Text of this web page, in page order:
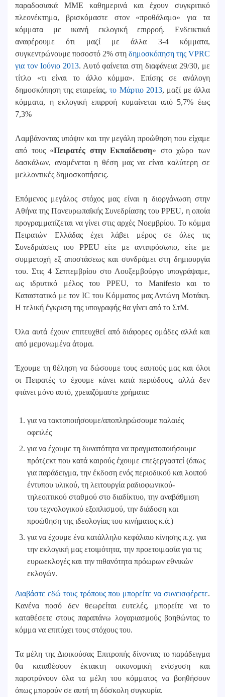
παραδοσιακά ΜΜΕ καθημερινά και έχουν συγκριτικό
πλεονέκτημα, βρισκόμαστε στον «προθάλαμο» για τα
κόμματα με ικανή εκλογική επιρροή. Ενδεικτικά
αναφέρουμε ότι μαζί με άλλα 3-4 κόμματα,
συγκεντρώνουμε ποσοστό 2% στη δημοσκόπηση της VPRC
για τον Ιούνιο 2013. Αυτό φαίνεται στη διαφάνεια 29/30, με
τίτλο «τι είναι το άλλο κόμμα». Επίσης σε ανάλογη
δημοσκόπηση της εταιρείας,το Μάρτιο 2013, μαζί με άλλα
κόμματα, η εκλογική επιρροή κυμαίνεται από 5,7% έως
7,3%
Λαμβάνοντας υπόψιν και την μεγάλη προώθηση που είχαμε
από τους «Πειρατές στην Εκπαίδευση» στο χώρο των
δασκάλων, αναμένεται η θέση μας να είναι καλύτερη σε
μελλοντικές δημοσκοπήσεις.
Επόμενος μεγάλος στόχος μας είναι η διοργάνωση στην
Αθήνα της Πανευρωπαϊκής Συνεδρίασης του PPEU, η οποία
προγραμματίζεται να γίνει στις αρχές Νοεμβρίου. Το κόμμα
Πειρατών Ελλάδας έχει λάβει μέρος σε όλες τις
Συνεδριάσεις του PPEU είτε με αντιπρόσωπο, είτε με
συμμετοχή εξ αποστάσεως και συνδράμει στη δημιουργία
του. Στις 4 Σεπτεμβρίου στο Λουξεμβούργο υπογράψαμε,
ως ιδρυτικό μέλος του PPEU, το Manifesto και το
Καταστατικό με τον IC του Κόμματος μας Αντώνη Μοτάκη.
Η τελική έγκριση της υπογραφής θα γίνει από το ΣτΜ.
Όλα αυτά έχουν επιτευχθεί από διάφορες ομάδες αλλά και
από μεμονωμένα άτομα.
Έχουμε τη θέληση να δώσουμε τους εαυτούς μας και όλοι
οι Πειρατές το έχουμε κάνει κατά περιόδους, αλλά δεν
φτάνει μόνο αυτό, χρειαζόμαστε χρήματα:
για να τακτοποιήσουμε/αποπληρώσουμε παλαιές
οφειλές
για να έχουμε τη δυνατότητα να πραγματοποιήσουμε
πρότζεκτ που κατά καιρούς έχουμε επεξεργαστεί (όπως
για παράδειγμα, την έκδοση ενός περιοδικού και λοιπού
έντυπου υλικού, τη λειτουργία ραδιοφωνικού-
τηλεοπτικού σταθμού στο διαδίκτυο, την αναβάθμιση
του τεχνολογικού εξοπλισμού, την διάδοση και
προώθηση της ιδεολογίας του κινήματος κ.ά.)
για να έχουμε ένα κατάλληλο κεφάλαιο κίνησης π.χ. για
την εκλογική μας ετοιμότητα, την προετοιμασία για τις
ευρωεκλογές και την πιθανότητα πρόωρων εθνικών
εκλογών.
Διαβάστε εδώ τους τρόπους που μπορείτε να συνεισφέρετε.
Κανένα ποσό δεν θεωρείται ευτελές, μπορείτε να το
καταθέσετε στους παραπάνω λογαριασμούς βοηθώντας το
κόμμα να επιτύχει τους στόχους του.
Τα μέλη της Διοικούσας Επιτροπής δίνοντας το παράδειγμα
θα καταθέσουν έκτακτη οικονομική ενίσχυση και
παροτρύνουν όλα τα μέλη του κόμματος να βοηθήσουν
όπως μπορούν σε αυτή τη δύσκολη συγκυρία.